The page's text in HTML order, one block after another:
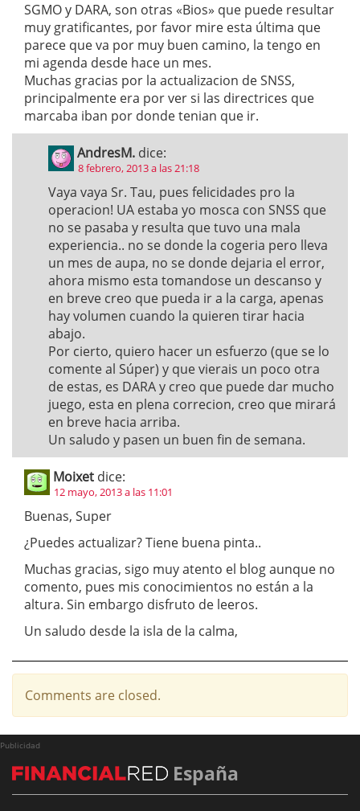
SGMO y DARA, son otras «Bios» que puede resultar
muy gratificantes, por favor mire esta última que
parece que va por muy buen camino, la tengo en
mi agenda desde hace un mes.
Muchas gracias por la actualizacion de SNSS,
principalmente era por ver si las directrices que
marcaba iban por donde tenian que ir.
AndresM. dice:
8 febrero, 2013 a las 21:18
Vaya vaya Sr. Tau, pues felicidades pro la
operacion! UA estaba yo mosca con SNSS que
no se pasaba y resulta que tuvo una mala
experiencia.. no se donde la cogeria pero lleva
un mes de aupa, no se donde dejaria el error,
ahora mismo esta tomandose un descanso y
en breve creo que pueda ir a la carga, apenas
hay volumen cuando la quieren tirar hacia
abajo.
Por cierto, quiero hacer un esfuerzo (que se lo
comente al Súper) y que vierais un poco otra
de estas, es DARA y creo que puede dar mucho
juego, esta en plena correcion, creo que mirará
en breve hacia arriba.
Un saludo y pasen un buen fin de semana.
Moixet dice:
12 mayo, 2013 a las 11:01
Buenas, Super
¿Puedes actualizar? Tiene buena pinta..
Muchas gracias, sigo muy atento el blog aunque no
comento, pues mis conocimientos no están a la
altura. Sin embargo disfruto de leeros.
Un saludo desde la isla de la calma,
Comments are closed.
Publicidad
España